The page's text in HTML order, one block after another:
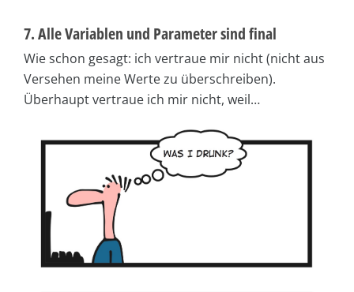
7. Alle Variablen und Parameter sind final
Wie schon gesagt: ich vertraue mir nicht (nicht aus
Versehen meine Werte zu überschreiben).
Überhaupt vertraue ich mir nicht, weil…